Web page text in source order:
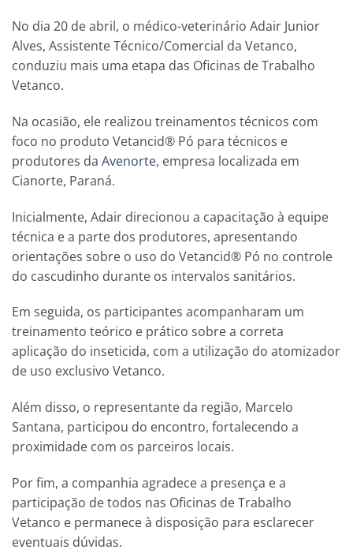
No dia 20 de abril, o médico-veterinário Adair Junior
Alves, Assistente Técnico/Comercial da Vetanco,
conduziu mais uma etapa das Oficinas de Trabalho
Vetanco.
Na ocasião, ele realizou treinamentos técnicos com
foco no produto Vetancid® Pó para técnicos e
produtores da Avenorte, empresa localizada em
Cianorte, Paraná.
Inicialmente, Adair direcionou a capacitação à equipe
técnica e a parte dos produtores, apresentando
orientações sobre o uso do Vetancid® Pó no controle
do cascudinho durante os intervalos sanitários.
Em seguida, os participantes acompanharam um
treinamento teórico e prático sobre a correta
aplicação do inseticida, com a utilização do atomizador
de uso exclusivo Vetanco.
Além disso, o representante da região, Marcelo
Santana, participou do encontro, fortalecendo a
proximidade com os parceiros locais.
Por fim, a companhia agradece a presença e a
participação de todos nas Oficinas de Trabalho
Vetanco e permanece à disposição para esclarecer
eventuais dúvidas.